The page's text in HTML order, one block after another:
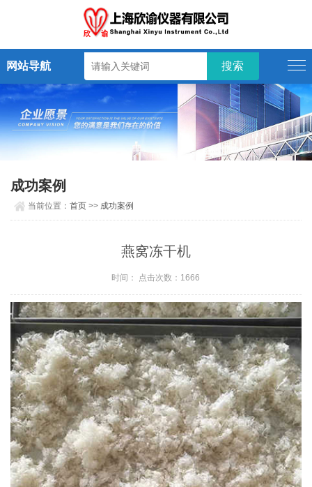
网站导航
成功案例
当前位置：首页 >> 成功案例
燕窝冻干机
时间： 点击次数：1666